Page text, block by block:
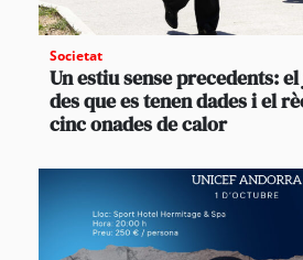
Societat
Un estiu sense precedents:
des que es tenen dades i el
cinc onades de calor